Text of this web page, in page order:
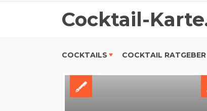
Cocktail-
COCKTAILS COCKTAIL RATGEBER